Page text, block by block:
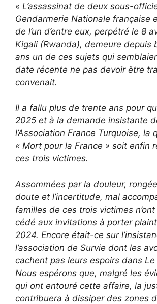
« L’assassinat de deux sous-
Gendarmerie Nationale française
de l’un d’entre eux, perpétré le 8
Kigali (Rwanda), demeure depuis
ans un de ces sujets qui
date récente ne pas devoir être
convenait.
Il a fallu plus de trente ans pour
2025 et à la demande insistante
l’Association France Turquoise, la
« Mort pour la France » soit enfin
ces trois victimes.
Assommées par la douleur,
doute et l’incertitude, mal
familles de ces trois victimes
cédé aux invitations à porter
2024. Encore était-ce sur
l’association de Survie dont les
cachent pas leurs espoirs dans
Nous espérons que, malgré les
qui ont entouré cette affaire, la
contribuera à dissiper des zones